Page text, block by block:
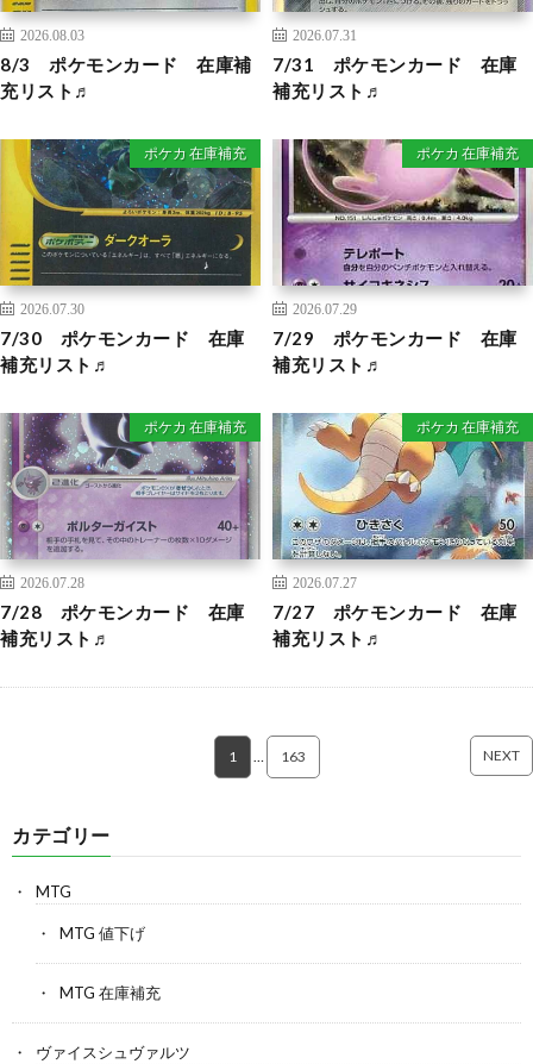
2026.08.03
8/3 ポケモンカード 在庫補
充リスト♬
2026.07.31
7/31 ポケモンカード 在庫
補充リスト♬
ポケカ 在庫補充
2026.07.30
7/30 ポケモンカード 在庫
補充リスト♬
ポケカ 在庫補充
2026.07.29
7/29 ポケモンカード 在庫
補充リスト♬
ポケカ 在庫補充
2026.07.28
7/28 ポケモンカード 在庫
補充リスト♬
ポケカ 在庫補充
2026.07.27
7/27 ポケモンカード 在庫
補充リスト♬
1 163 NEXT
カテゴリー
MTG
MTG 値下げ
MTG 在庫補充
ヴァイスシュヴァルツ